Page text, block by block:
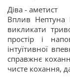
Діва - аметист
Вплив Нептуна
викликати
простір і
інтуїтивної
справжнє
чисте кохання,